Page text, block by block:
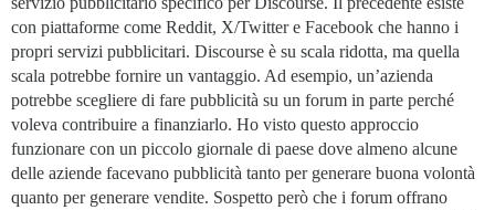
con piattaforme come Reddit, X/Twitter e Facebook che hanno i
propri servizi pubblicitari. Discourse è su scala ridotta, ma quella
scala potrebbe fornire un vantaggio. Ad esempio, un’azienda
potrebbe scegliere di fare pubblicità su un forum in parte perché
voleva contribuire a finanziarlo. Ho visto questo approccio
funzionare con un piccolo giornale di paese dove almeno alcune
delle aziende facevano pubblicità tanto per generare buona volontà
quanto per generare vendite. Sospetto però che i forum offrano